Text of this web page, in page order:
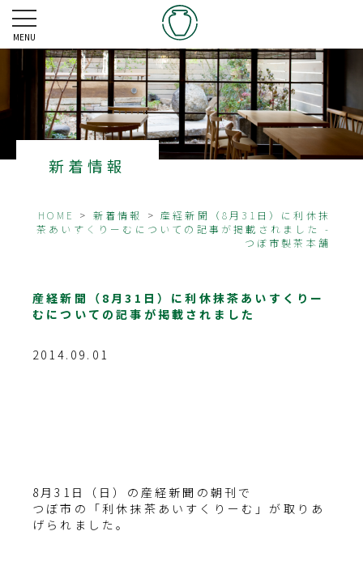
MENU
新着情報
HOME > 新着情報 > 産経新聞（8月31日）に利休抹
茶あいすくりーむについての記事が掲載されました -
つぼ市製茶本舗
産経新聞（8月31日）に利休抹茶あいすくりー
むについての記事が掲載されました
2014.09.01
8月31日（日）の産経新聞の朝刊で
つぼ市の「利休抹茶あいすくりーむ」が取りあ
げられました。